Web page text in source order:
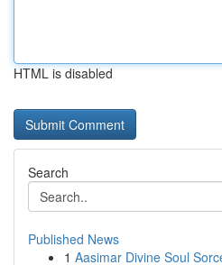
HTML is disabled
Search
Published News
1 Aasimar Divine Soul